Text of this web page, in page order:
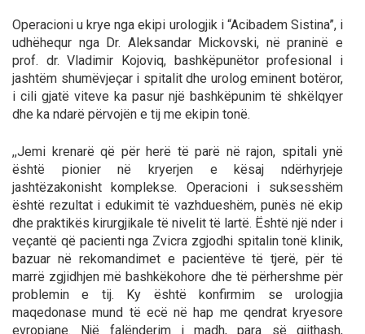
Operacioni u krye nga ekipi urologjik i “Acibadem Sistina”, i
udhëhequr nga Dr. Aleksandar Mickovski, në praninë e
prof. dr. Vladimir Kojoviq, bashkëpunëtor profesional i
jashtëm shumëvjeçar i spitalit dhe urolog eminent botëror,
i cili gjatë viteve ka pasur një bashkëpunim të shkëlqyer
dhe ka ndarë përvojën e tij me ekipin tonë.
,,Јemi krenarë që për herë të parë në rajon, spitali ynë
është pionier në kryerjen e kësaj ndërhyrjeje
jashtëzakonisht komplekse. Operacioni i suksesshëm
është rezultat i edukimit të vazhdueshëm, punës në ekip
dhe praktikës kirurgjikale të nivelit të lartë. Është një nder i
veçantë që pacienti nga Zvicra zgjodhi spitalin tonë klinik,
bazuar në rekomandimet e pacientëve të tjerë, për të
marrë zgjidhjen më bashkëkohore dhe të përhershme për
problemin e tij. Ky është konfirmim se urologjia
maqedonase mund të ecë në hap me qendrat kryesore
evropiane. Një falënderim i madh, para së gjithash,